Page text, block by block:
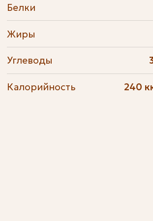
Белки
Жиры
Углеводы
Калорийность 240